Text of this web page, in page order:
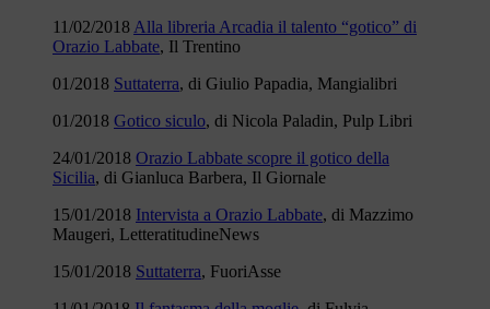
11/02/2018 Alla libreria Arcadia il talento “gotico” di
Orazio Labbate, Il Trentino
01/2018 Suttaterra, di Giulio Papadia, Mangialibri
01/2018 Gotico siculo, di Nicola Paladin, Pulp Libri
24/01/2018 Orazio Labbate scopre il gotico della
Sicilia, di Gianluca Barbera, Il Giornale
15/01/2018 Intervista a Orazio Labbate, di Mazzimo
Maugeri, LetteratitudineNews
15/01/2018 Suttaterra, FuoriAsse